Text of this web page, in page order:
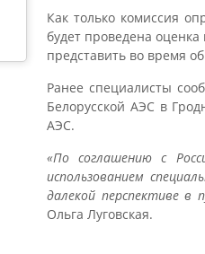
Как только комиссия
будет проведена
представить во время
Ранее специалисты
Белорусской АЭС в
АЭС.
«По соглашению с
использованием
далекой перспективе в
Ольга Луговская.